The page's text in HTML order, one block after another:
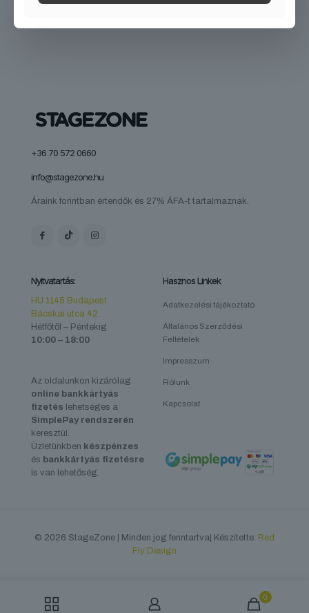
+36 70 572 0660
info@stagezone.hu
Áraink forintban értendők és 27% ÁFA-t tartalmaznak.
Nyitvatartás:
HU 1145 Budapest
Bácskai utca 42.
Hétfőtől – Péntekig
10:00 – 18:00
Az oldalunkon kizárólag
online bankkártyás
fizetés lehetséges a
SimplePay rendszerén
keresztül.
Üzletünkben készpénzes
és bankkártyás fizetésre
is van lehetőség.
Hasznos Linkek
Adatkezelési tájékoztató
Általános Szerződési
Feltételek
Impresszum
Rólunk
Kapcsolat
© 2026 StageZone | Minden jog fenntartva| Készítette: Red
Fly Design
0